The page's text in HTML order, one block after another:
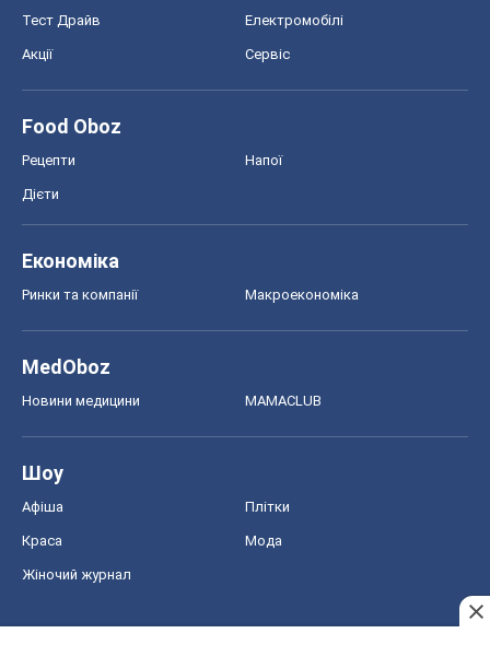
Тест Драйв Електромобілі
Акції Сервіс
Food Oboz
Рецепти Напої
Дієти
Економіка
Ринки та компанії Макроекономіка
MedOboz
Новини медицини MAMACLUB
Шоу
Афіша Плітки
Краса Мода
Жіночий журнал